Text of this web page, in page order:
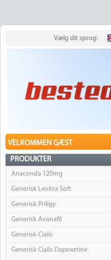
Vælg dit sprog:
VELKOMMEN GÆST
PRODUKTER
Anaconda 120mg
Generisk Levitra Soft
Generisk Priligy
Generisk Avanafil
Generisk Cialis
Generisk Cialis Dapoxetine